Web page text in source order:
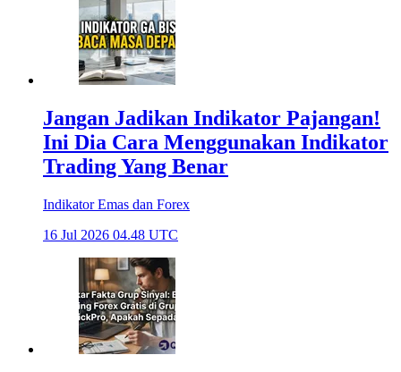
Jangan Jadikan Indikator Pajangan!
Ini Dia Cara Menggunakan Indikator
Trading Yang Benar
Indikator Emas dan Forex
16 Jul 2026 04.48 UTC